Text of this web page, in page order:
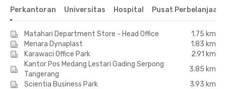
Perkantoran Universitas Hospital Pusat Perbelanjaan
Matahari Department Store - Head Office
1.75 km
Menara Dynaplast
1.83 km
Karawaci Office Park
2.91 km
Kantor Pos Medang Lestari Gading Serpong
Tangerang
3.85 km
Scientia Business Park
3.93 km